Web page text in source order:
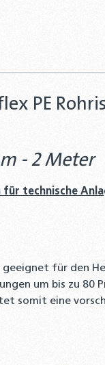
PE
- 2 Meter
technische
für den
um bis zu 80
somit eine